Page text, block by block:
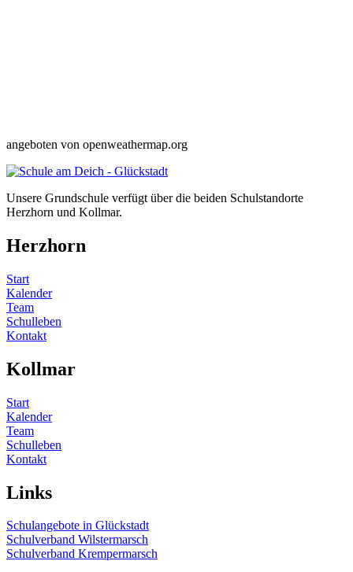
angeboten von openweathermap.org
Unsere Grundschule verfügt über die beiden Schulstandorte
Herzhorn und Kollmar.
Herzhorn
Start
Kalender
Team
Schulleben
Kontakt
Kollmar
Start
Kalender
Team
Schulleben
Kontakt
Links
Schulangebote in Glückstadt
Schulverband Wilstermarsch
Schulverband Krempermarsch